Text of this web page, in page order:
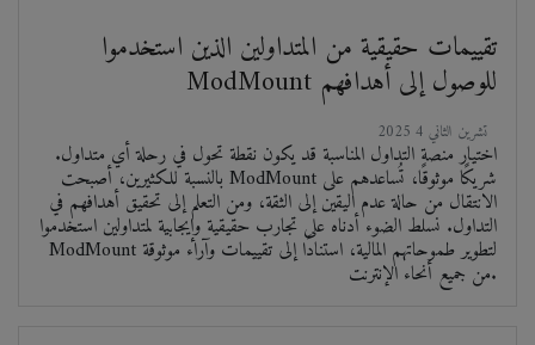
تقييمات حقيقية من المتداولين الذين استخدموا
ModMount للوصول إلى أهدافهم
اختيار منصة التداول المناسبة قد يكون نقطة تحول في رحلة أي متداول.
بالنسبة للكثيرين، أصبحت ModMount شريكًا موثوقًا، تُساعدهم على
الانتقال من حالة عدم اليقين إلى الثقة، ومن التعلم إلى تحقيق أهدافهم في
التداول. نسلط الضوء أدناه على تجارب حقيقية وإيجابية لمتداولين استخدموا
ModMount لتطوير طموحاتهم المالية، استنادًا إلى تقييمات وآراء موثوقة
من جميع أنحاء الإنترنت.